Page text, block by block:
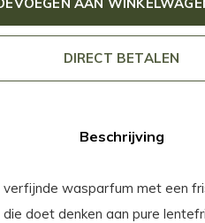
DIRECT BETALEN
Beschrijving
verfijnde wasparfum met een
doet denken aan pure